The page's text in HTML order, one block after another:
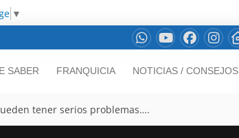
▼
SABER FRANQUICIA NOTICIAS / CONSEJOS
tener serios problemas….